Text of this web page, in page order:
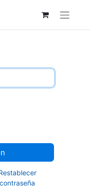
contraseña